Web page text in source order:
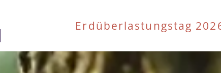
Erdüberlastungstag